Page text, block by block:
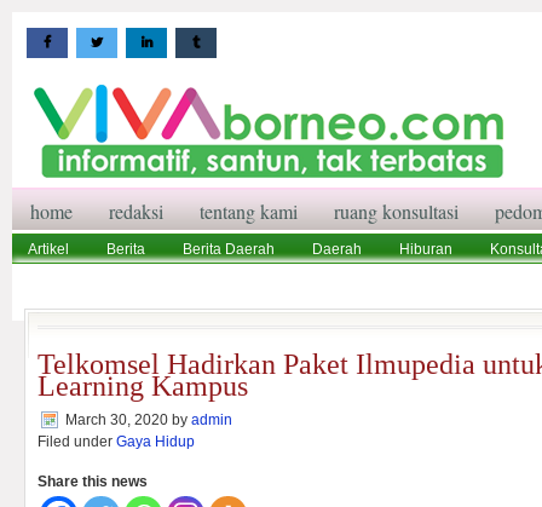
home redaksi tentang kami ruang konsultasi
Artikel Berita Berita Daerah Daerah Hiburan
Telkomsel Hadirkan Paket Ilmupedia
Learning Kampus
March 30, 2020 by admin
Filed under Gaya Hidup
Share this news